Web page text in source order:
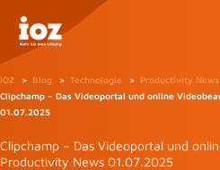
Inhalt
springen
IOZ Blog Technologie
Productivity News
Clipchamp – Das Videoportal und online
01.07.2025
Clipchamp – Das Videoportal und
Productivity News 01.07.2025